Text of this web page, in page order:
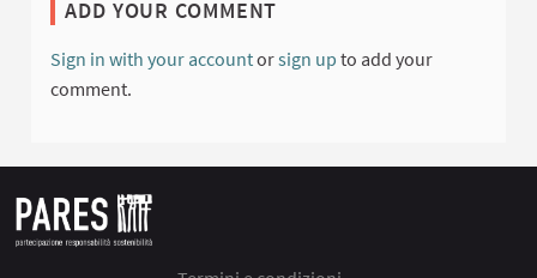
ADD YOUR COMMENT
Sign in with your accountorsign up to add your
comment.